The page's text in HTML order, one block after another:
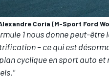
Coria (M-Sport Ford
1 nous donne peut-
– ce qui est
cyclique en sport auto et